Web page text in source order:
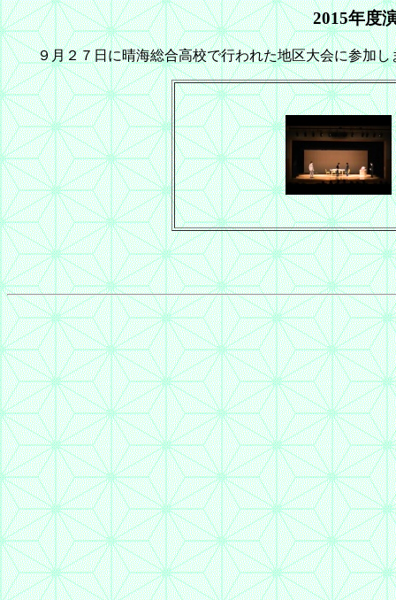
2015年度
９月２７日に晴海総合高校で行われた地区大会に参